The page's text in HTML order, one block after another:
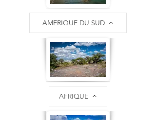
AMERIQUE DU SUD
AFRIQUE